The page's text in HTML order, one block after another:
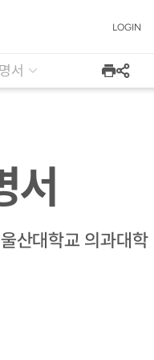
LOGIN
서
서
산대학교 의과대학